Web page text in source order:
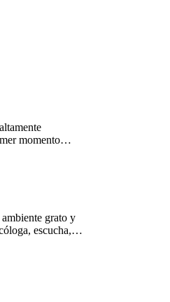
momento
Su forma de
una
hace. Cada sesión
uno puede
a su propio
con una calidad
100%
grato y
escucha,
efectivas para ir
en
de ir aprendiendo